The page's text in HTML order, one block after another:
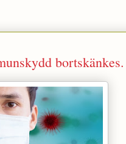
bortskänkes.